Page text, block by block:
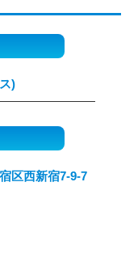
)
区西新宿7-9-7